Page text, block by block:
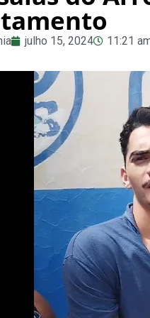
julho 15, 2024 11:21